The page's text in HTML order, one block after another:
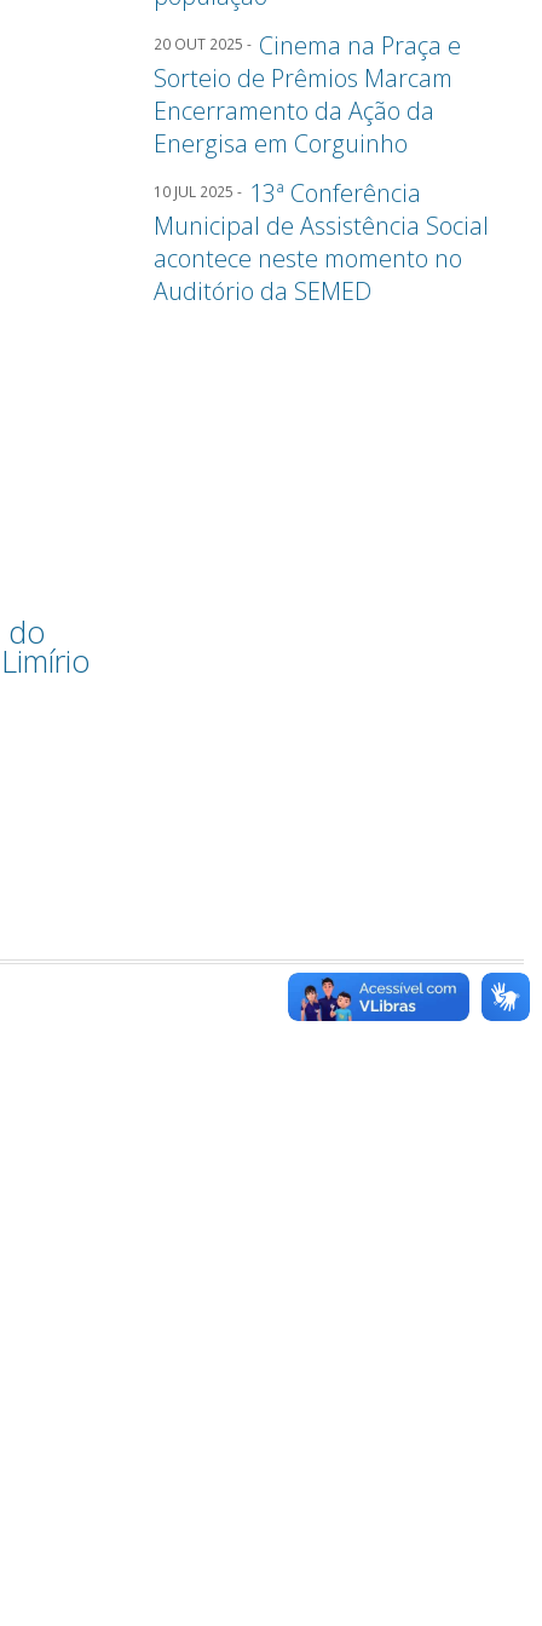
do
20 OUT 2025 - Cinema na Praça e
Sorteio de Prêmios Marcam
Encerramento da Ação da
Energisa em Corguinho
10 JUL 2025 - 13ª Conferência
Municipal de Assistência Social
acontece neste momento no
Auditório da SEMED